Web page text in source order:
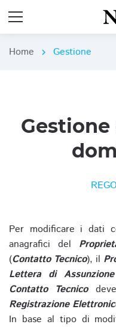
Home chevron_right Gestione
Per modificare i dati
anagrafici del
(Contatto Tecnico), il
Lettera di
Contatto Tecnico
Registrazione
In base al tipo di